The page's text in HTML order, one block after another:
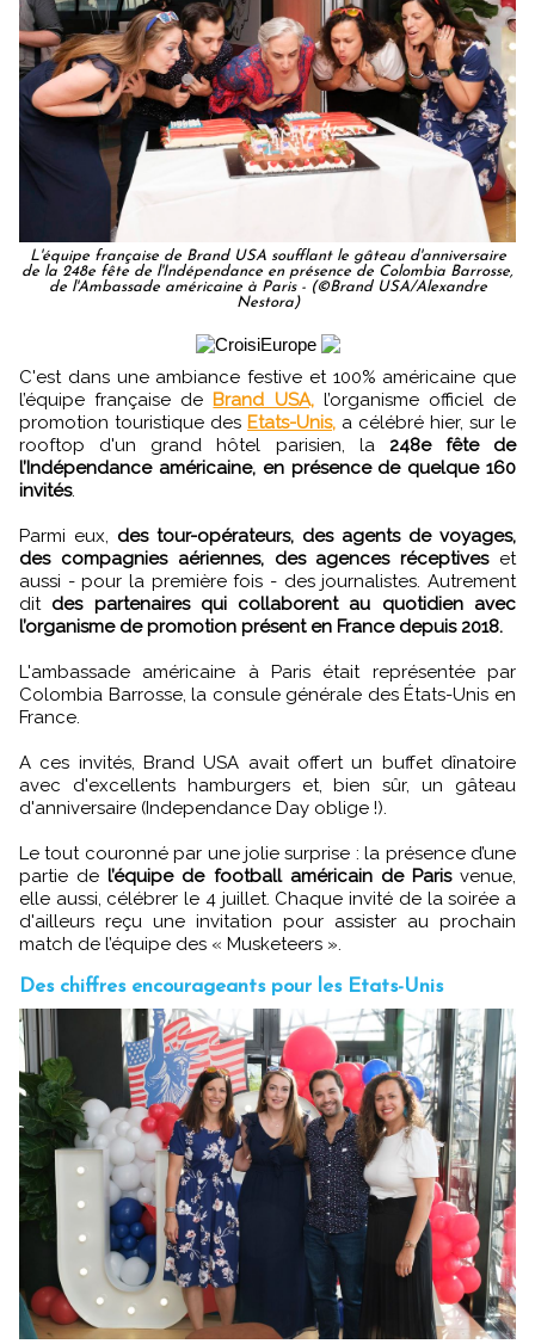
L'équipe française de Brand USA soufflant le gâteau d'anniversaire
de la 248e fête de l'Indépendance en présence de Colombia Barrosse,
de l'Ambassade américaine à Paris - (©Brand USA/Alexandre
Nestora)
C'est dans une ambiance festive et 100% américaine que
l’équipe française de Brand USA,l’organisme officiel de
promotion touristique des Etats-Unis, a célébré hier, sur le
rooftop d'un grand hôtel parisien, la 248e fête de
l’Indépendance américaine, en présence de quelque 160
invités.
Parmi eux, des tour-opérateurs, des agents de voyages,
des compagnies aériennes, des agences réceptiveset
aussi - pour la première fois - des journalistes. Autrement
dit des partenaires qui collaborent au quotidien avec
l’organisme de promotion présent en France depuis 2018.
L'ambassade américaine à Paris était représentée par
Colombia Barrosse, la consule générale des États-Unis en
France.
A ces invités, Brand USA avait offert un buffet dînatoire
avec d'excellents hamburgers et, bien sûr, un gâteau
d'anniversaire (Independance Day oblige !).
Le tout couronné par une jolie surprise : la présence d’une
partie del’équipe de football américain de Parisvenue,
elle aussi, célébrer le 4 juillet. Chaque invité de la soirée a
d'ailleurs reçu une invitation pour assister au prochain
match de l’équipe des « Musketeers ».
Des chiffres encourageants pour les Etats-Unis